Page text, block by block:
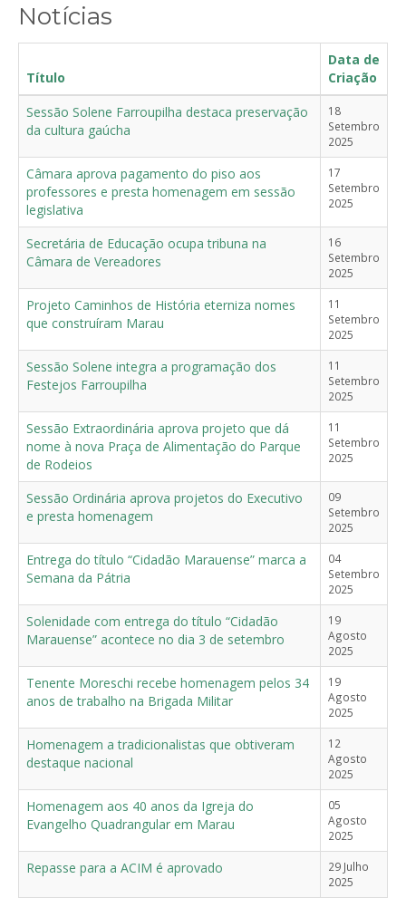
Notícias
Título
Data de
Criação
Sessão Solene Farroupilha destaca preservação
da cultura gaúcha
18
Setembro
2025
Câmara aprova pagamento do piso aos
professores e presta homenagem em sessão
legislativa
17
Setembro
2025
Secretária de Educação ocupa tribuna na
Câmara de Vereadores
16
Setembro
2025
Projeto Caminhos de História eterniza nomes
que construíram Marau
11
Setembro
2025
Sessão Solene integra a programação dos
Festejos Farroupilha
11
Setembro
2025
Sessão Extraordinária aprova projeto que dá
nome à nova Praça de Alimentação do Parque
de Rodeios
11
Setembro
2025
Sessão Ordinária aprova projetos do Executivo
e presta homenagem
09
Setembro
2025
Entrega do título “Cidadão Marauense” marca a
Semana da Pátria
04
Setembro
2025
Solenidade com entrega do título “Cidadão
Marauense” acontece no dia 3 de setembro
19
Agosto
2025
Tenente Moreschi recebe homenagem pelos 34
anos de trabalho na Brigada Militar
19
Agosto
2025
Homenagem a tradicionalistas que obtiveram
destaque nacional
12
Agosto
2025
Homenagem aos 40 anos da Igreja do
Evangelho Quadrangular em Marau
05
Agosto
2025
Repasse para a ACIM é aprovado
29 Julho
2025